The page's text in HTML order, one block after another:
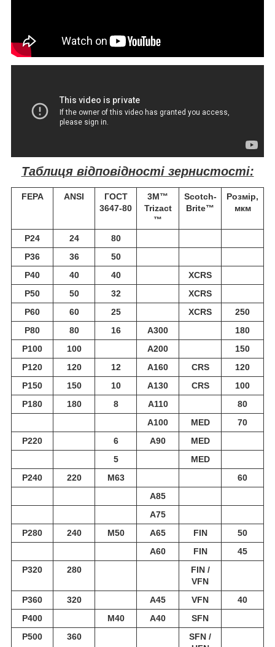
Таблиця відповідності зернистості:
FEPA ANSI
ГОСТ
3647-80
3M™
Trizact
™
Scotch-
Brite™
Розмір,
мкм
P24 24
80
P36
36
50
P40
40 40
XCRS
P50
50 32
XCRS
Р60
60 25 XCRS
250
P80
80 16 A300
180
P100
100 A200
150
P120
120 12 A160 CRS
120
P150
150 10 A130 CRS
100
P180
180 8 A110
80
A100
MED
70
P220
6 A90
MED
5
MED
P240
220 М63
60
A85
A75
P280
240 М50 A65 FIN
50
A60
FIN
45
P320
280
FIN /
VFN
P360
320 A45 VFN
40
P400
М40 A40
SFN
P500
360
SFN /